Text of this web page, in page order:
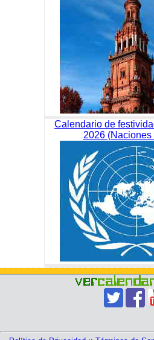
Calendario de
2026 (Naciones